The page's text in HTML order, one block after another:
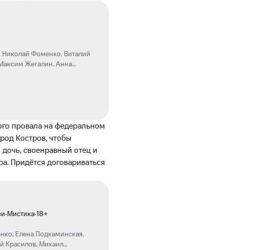
, Николай Фоменко, Виталий
Жегалин,Анна
провала на федеральном
Костров, чтобы
своенравный отец и
Придётся договариваться
·Мистика·18+
, Елена Подкаминская,
Красилов, Михаил